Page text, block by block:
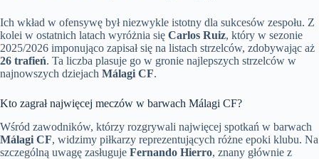
Ich wkład w ofensywę był niezwykle istotny dla sukcesów zespołu. Z
kolei w ostatnich latach wyróżnia się Carlos Ruiz, który w sezonie
2025/2026 imponująco zapisał się na listach strzelców, zdobywając aż
26 trafień. Ta liczba plasuje go w gronie najlepszych strzelców w
najnowszych dziejach Málagi CF.
Kto zagrał najwięcej meczów w barwach Málagi CF?
Wśród zawodników, którzy rozgrywali najwięcej spotkań w barwach
Málagi CF, widzimy piłkarzy reprezentujących różne epoki klubu. Na
szczególną uwagę zasługuje Fernando Hierro, znany głównie z